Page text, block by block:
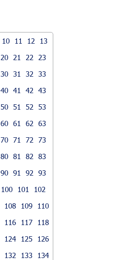
10 11 12
13
20 21 22
23
30 31 32
33
40 41 42
43
50 51 52
53
60 61 62
63
70 71 72
73
80 81 82
83
90 91 92
93
100 101
102
108 109
110
116 117
118
124 125
126
132 133
134